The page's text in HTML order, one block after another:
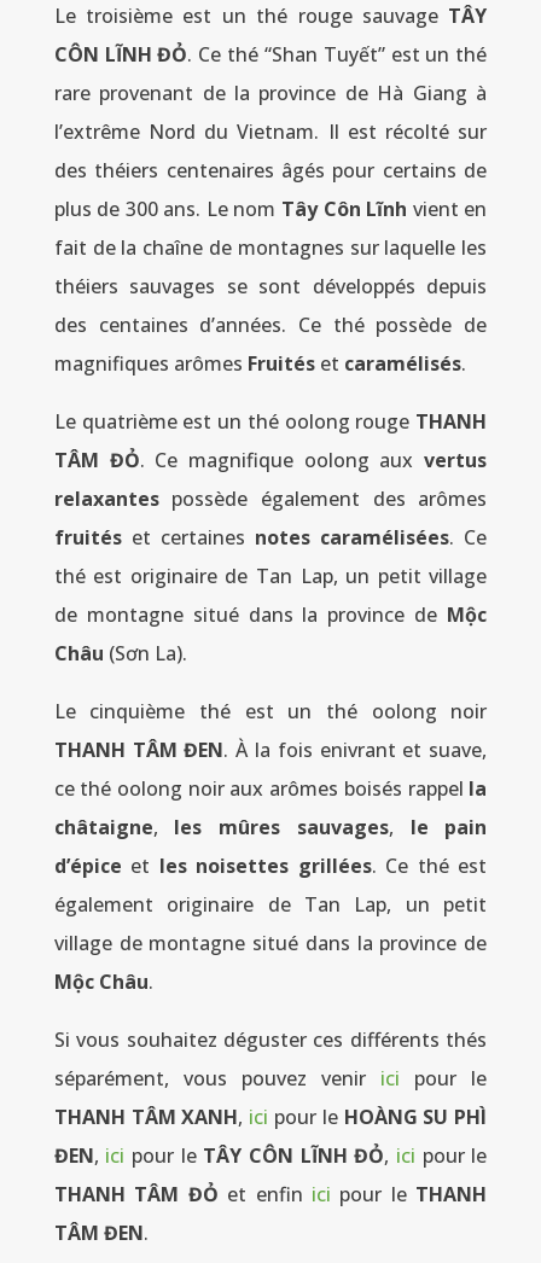
Le troisième est un thé rouge sauvage TÂY
CÔN LĨNH ĐỎ. Ce thé “Shan Tuyết” est un thé
rare provenant de la province de Hà Giang à
l’extrême Nord du Vietnam. Il est récolté sur
des théiers centenaires âgés pour certains de
plus de 300 ans. Le nom Tây Côn Lĩnh vient en
fait de la chaîne de montagnes sur laquelle les
théiers sauvages se sont développés depuis
des centaines d’années. Ce thé possède de
magnifiques arômes Fruitéset caramélisés.
Le quatrième est un thé oolong rouge THANH
TÂM ĐỎ. Ce magnifique oolong auxvertus
relaxantespossède également des arômes
fruitéset certaines notes caramélisées. Ce
thé est originaire de Tan Lap, un petit village
de montagne situé dans la province de Mộc
Châu (Sơn La).
Le cinquième thé est un thé oolong noir
THANH TÂM ĐEN. À la fois enivrant et suave,
ce thé oolong noir aux arômes boisés rappel la
châtaigne, les mûres sauvages, le pain
d’épice et les noisettes grillées. Ce thé est
également originaire de Tan Lap, un petit
village de montagne situé dans la province de
Mộc Châu.
Si vous souhaitez déguster ces différents thés
séparément, vous pouvez venir ici pour le
THANH TÂM XANH, ici pour le HOÀNG SU PHÌ
ĐEN, ici pour le TÂY CÔN LĨNH ĐỎ, ici pour le
THANH TÂM ĐỎ et enfin ici pour le THANH
TÂM ĐEN.